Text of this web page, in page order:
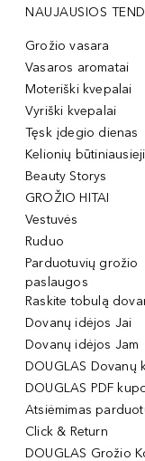
NAUJAUSIOS
Grožio vasara
Vasaros aromatai
Moteriški kvepalai
Vyriški kvepalai
Tęsk įdegio dienas
Kelionių būtiniausieji
Beauty Storys
GROŽIO HITAI
Vestuvės
Ruduo
Parduotuvių grožio
paslaugos
Raskite tobulą
Dovanų idėjos Jai
Dovanų idėjos Jam
DOUGLAS Dovanų
DOUGLAS PDF
Atsiėmimas
Click & Return
DOUGLAS Grožio